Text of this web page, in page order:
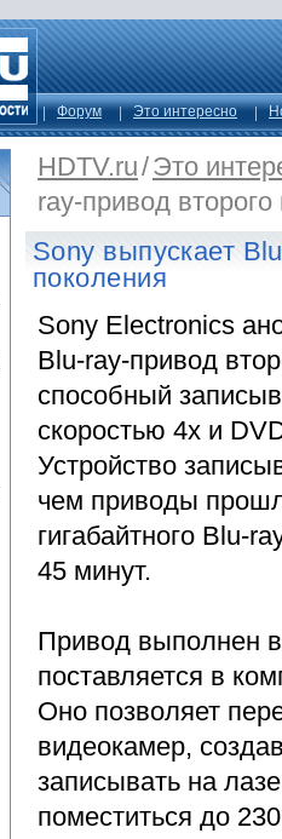
Форум Это интересно
HDTV.ru/Это
ray-привод
Sony выпускает
поколения
Sonу Electronics
Blu-ray-привод
способный
скоростью 4х и
Устройство
чем приводы
гигабайтного Blu-
45 минут.
Привод выполнен
поставляется в
Оно позволяет
видеокамер,
записывать на
поместиться до